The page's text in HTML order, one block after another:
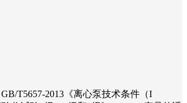
T5657-2013《离心泵技术条件（I